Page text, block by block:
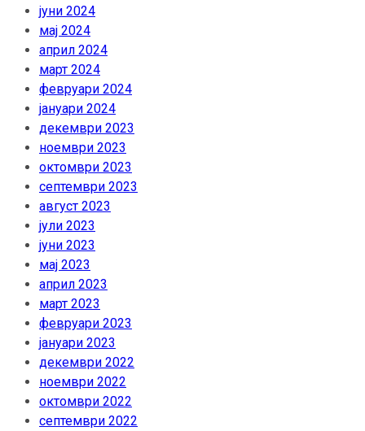
јуни 2024
мај 2024
април 2024
март 2024
февруари 2024
јануари 2024
декември 2023
ноември 2023
октомври 2023
септември 2023
август 2023
јули 2023
јуни 2023
мај 2023
април 2023
март 2023
февруари 2023
јануари 2023
декември 2022
ноември 2022
октомври 2022
септември 2022